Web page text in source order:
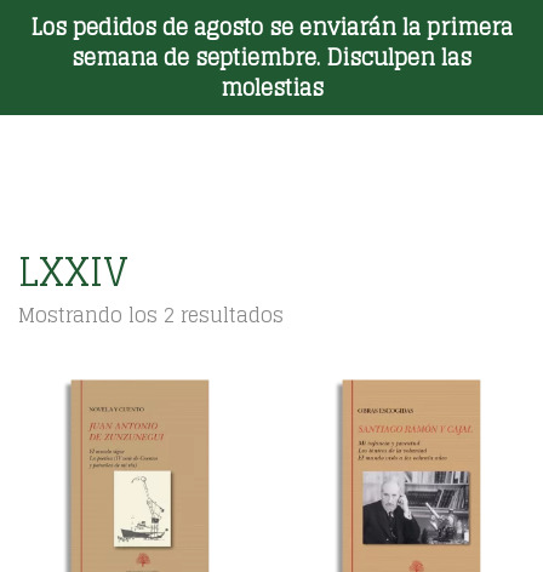
Los pedidos de agosto se enviarán la primera
semana de septiembre. Disculpen las
molestias
Toggle Menu
LXXIV
Mostrando los 2 resultados
últimos